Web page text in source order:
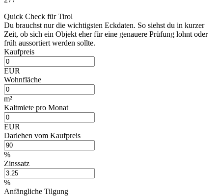
Quick Check für Tirol
Du brauchst nur die wichtigsten Eckdaten. So siehst du in kurzer
Zeit, ob sich ein Objekt eher für eine genauere Prüfung lohnt oder
früh aussortiert werden sollte.
Kaufpreis
EUR
Wohnfläche
m²
Kaltmiete pro Monat
EUR
Darlehen vom Kaufpreis
%
Zinssatz
%
Anfängliche Tilgung